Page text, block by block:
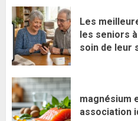
Les
les seniors
soin de leur
magnésium
association